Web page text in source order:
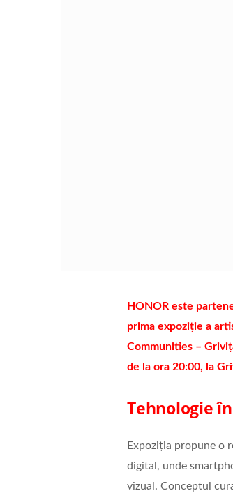
HONOR este
prima expoziție a
Communities –
de la ora 20:00, la
Tehnologie
Expoziția propune o
digital, unde
vizual. Conceptul